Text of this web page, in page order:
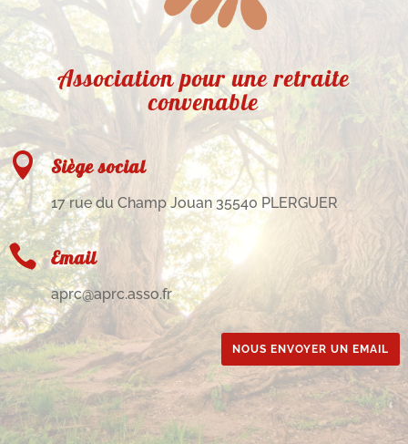
Association pour une retraite
convenable
 Siège social
17 rue du Champ Jouan 35540 PLERGUER
 Email
aprc@aprc.asso.fr
NOUS ENVOYER UN EMAIL